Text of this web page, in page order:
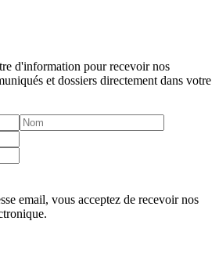
d'information pour recevoir nos
et dossiers directement dans votre
email, vous acceptez de recevoir nos